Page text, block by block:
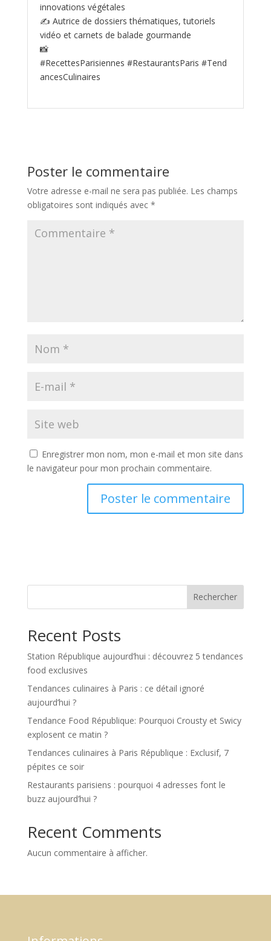
innovations végétales
✍️ Autrice de dossiers thématiques, tutoriels
vidéo et carnets de balade gourmande
📸
#RecettesParisiennes #RestaurantsParis #Tend
ancesCulinaires
Poster le commentaire
Votre adresse e-mail ne sera pas publiée. Les champs
obligatoires sont indiqués avec *
Enregistrer mon nom, mon e-mail et mon site dans
le navigateur pour mon prochain commentaire.
Rechercher
Recent Posts
Station République aujourd’hui : découvrez 5 tendances
food exclusives
Tendances culinaires à Paris : ce détail ignoré
aujourd’hui ?
Tendance Food République: Pourquoi Crousty et Swicy
explosent ce matin ?
Tendances culinaires à Paris République : Exclusif, 7
pépites ce soir
Restaurants parisiens : pourquoi 4 adresses font le
buzz aujourd’hui ?
Recent Comments
Aucun commentaire à afficher.